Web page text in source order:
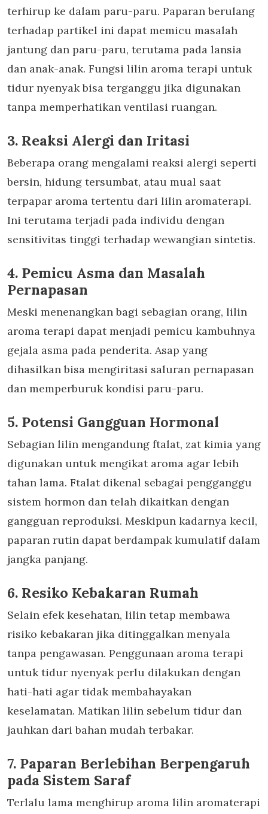
terhirup ke dalam paru-paru. Paparan berulang
terhadap partikel ini dapat memicu masalah
jantung dan paru-paru, terutama pada lansia
dan anak-anak. Fungsi lilin aroma terapi untuk
tidur nyenyakbisa terganggu jika digunakan
tanpa memperhatikan ventilasi ruangan.
3. Reaksi Alergi dan Iritasi
Beberapa orang mengalami reaksi alergi seperti
bersin, hidung tersumbat, atau mual saat
terpapar aroma tertentu dari lilin aromaterapi.
Ini terutama terjadi pada individu dengan
sensitivitas tinggi terhadap wewangian sintetis.
4. Pemicu Asma dan Masalah
Pernapasan
Meski menenangkan bagi sebagian orang, lilin
aroma terapi dapat menjadi pemicu kambuhnya
gejala asma pada penderita. Asap yang
dihasilkan bisa mengiritasi saluran pernapasan
dan memperburuk kondisi paru-paru.
5. Potensi Gangguan Hormonal
Sebagian lilin mengandung ftalat, zat kimia yang
digunakan untuk mengikat aroma agar lebih
tahan lama. Ftalat dikenal sebagai pengganggu
sistem hormon dan telah dikaitkan dengan
gangguan reproduksi. Meskipun kadarnya kecil,
paparan rutin dapat berdampak kumulatif dalam
jangka panjang.
6. Resiko Kebakaran Rumah
Selain efek kesehatan, lilin tetap membawa
risiko kebakaran jika ditinggalkan menyala
tanpa pengawasan. Penggunaan aroma terapi
untuk tidur nyenyakperlu dilakukan dengan
hati-hati agar tidak membahayakan
keselamatan. Matikan lilin sebelum tidur dan
jauhkan dari bahan mudah terbakar.
7. Paparan Berlebihan Berpengaruh
pada Sistem Saraf
Terlalu lama menghirup aroma lilin aromaterapi